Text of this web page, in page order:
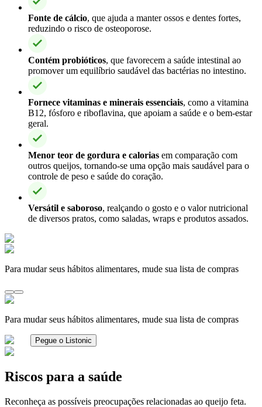
Fonte de cálcio, que ajuda a manter ossos e dentes fortes,
reduzindo o risco de osteoporose.
Contém probióticos, que favorecem a saúde intestinal ao
promover um equilíbrio saudável das bactérias no intestino.
Fornece vitaminas e minerais essenciais, como a vitamina
B12, fósforo e riboflavina, que apoiam a saúde e o bem-estar
geral.
Menor teor de gordura e calorias em comparação com
outros queijos, tornando-se uma opção mais saudável para o
controle de peso e saúde do coração.
Versátil e saboroso, realçando o gosto e o valor nutricional
de diversos pratos, como saladas, wraps e produtos assados.
Para mudar seus hábitos alimentares, mude sua lista de compras
Para mudar seus hábitos alimentares, mude sua lista de compras
Pegue o Listonic
Riscos para a saúde
Reconheça as possíveis preocupações relacionadas ao queijo feta.